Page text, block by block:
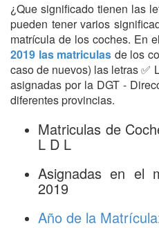
¿Que significado tienen las
pueden tener varios
matrícula de los coches. En
2019 las matriculas de los
caso de nuevos) las letras ✅
asignadas por la DGT -
diferentes provincias.
Matriculas de
L D L
Asignadas en el
2019
Año de la Matrícula